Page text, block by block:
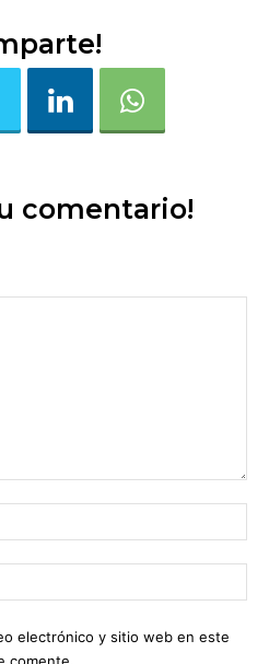
comentario!
electrónico y sitio web en este
comente.